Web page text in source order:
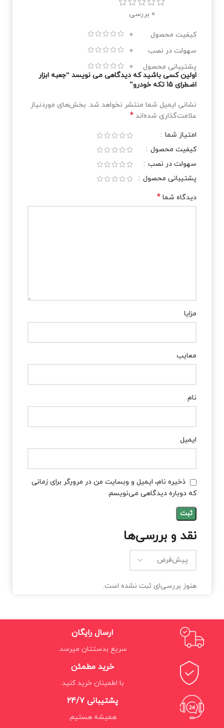
0 بررسی
کیفیت محصول
0
سهولت در نصب
0
پشتیبانی محصول
0
نقد و بررسی‌ها
هنوز بررسی‌ای ثبت نشده است.
اولین کسی باشید که دیدگاهی می نویسد “جعبه ابزار
اضطرای 15 تکه خودرو”
نشانی ایمیل شما منتشر نخواهد شد. بخش‌های موردنیاز
علامت‌گذاری شده‌اند *
امتیاز شما
کیفیت محصول
سهولت در نصب
پشتیبانی محصول
دیدگاه شما *
مزایا
معایب
نام
ایمیل
ذخیره نام، ایمیل و وبسایت من در مرورگر برای زمانی
که دوباره دیدگاهی می‌نویسم.
ارسال رایگان
سریع بدستتان میرسد.
خرید مطمئن
با اطمینان خرید کنید.
پشتیبانی 24/7
همیشه هستیم.